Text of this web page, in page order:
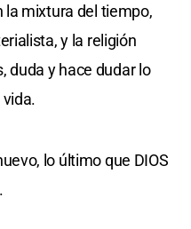
la mixtura del tiempo,
y la religión
duda y hace dudar lo
lo último que DIOS